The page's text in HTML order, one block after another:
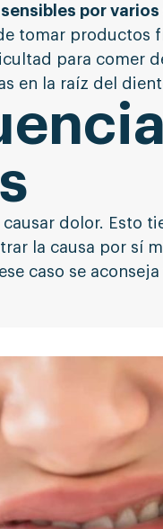
por
tomar productos
para comer
en la raíz del
dolor. Esto
la causa por sí
caso se